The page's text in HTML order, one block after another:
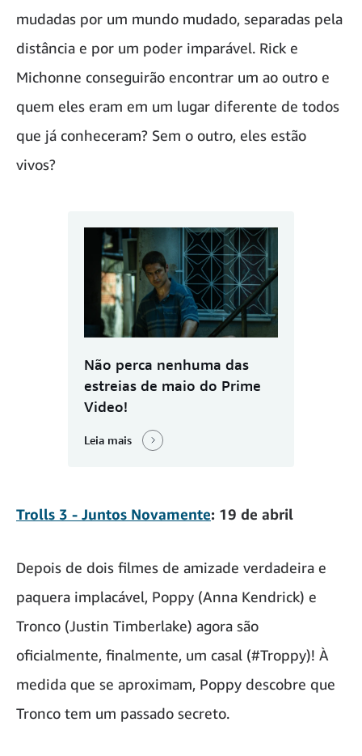
mudadas por um mundo mudado, separadas pela
distância e por um poder imparável. Rick e
Michonne conseguirão encontrar um ao outro e
quem eles eram em um lugar diferente de todos
que já conheceram? Sem o outro, eles estão
vivos?
Não perca nenhuma das
estreias de maio do Prime
Video!
Leia mais
Trolls 3 - Juntos Novamente: 19 de abril
Depois de dois filmes de amizade verdadeira e
paquera implacável, Poppy (Anna Kendrick) e
Tronco (Justin Timberlake) agora são
oficialmente, finalmente, um casal (#Troppy)! À
medida que se aproximam, Poppy descobre que
Tronco tem um passado secreto.